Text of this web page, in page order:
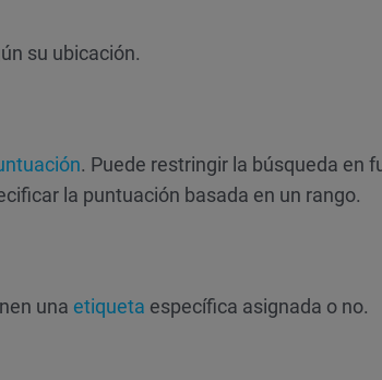
su ubicación.
. Puede restringir la búsqueda en
la puntuación basada en un rango.
una etiqueta específica asignada o no.